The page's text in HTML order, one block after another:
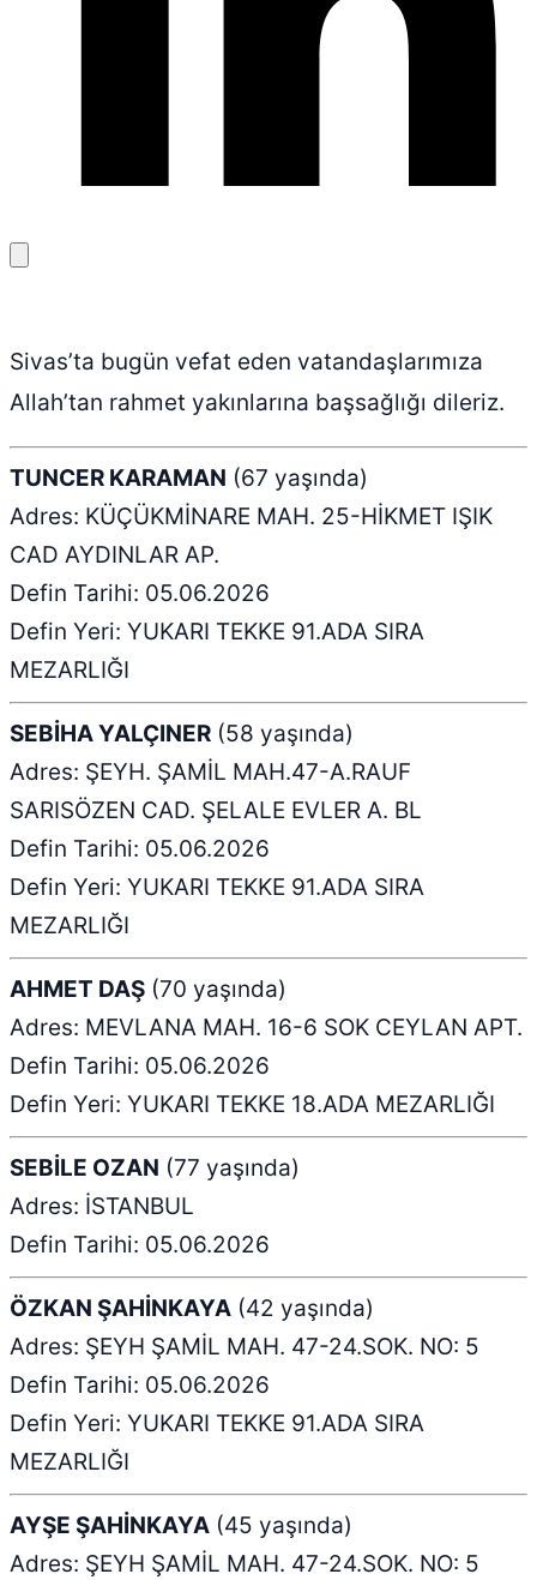
kopyala
Sivas’ta bugün vefat eden vatandaşlarımıza
Allah’tan rahmet yakınlarına başsağlığı dileriz.
TUNCER KARAMAN (67 yaşında)
Adres: KÜÇÜKMİNARE MAH. 25-HİKMET IŞIK
CAD AYDINLAR AP.
Defin Tarihi: 05.06.2026
Defin Yeri: YUKARI TEKKE 91.ADA SIRA
MEZARLIĞI
SEBİHA YALÇINER (58 yaşında)
Adres: ŞEYH. ŞAMİL MAH.47-A.RAUF
SARISÖZEN CAD. ŞELALE EVLER A. BL
Defin Tarihi: 05.06.2026
Defin Yeri: YUKARI TEKKE 91.ADA SIRA
MEZARLIĞI
AHMET DAŞ (70 yaşında)
Adres: MEVLANA MAH. 16-6 SOK CEYLAN APT.
Defin Tarihi: 05.06.2026
Defin Yeri: YUKARI TEKKE 18.ADA MEZARLIĞI
SEBİLE OZAN (77 yaşında)
Adres: İSTANBUL
Defin Tarihi: 05.06.2026
ÖZKAN ŞAHİNKAYA (42 yaşında)
Adres: ŞEYH ŞAMİL MAH. 47-24.SOK. NO: 5
Defin Tarihi: 05.06.2026
Defin Yeri: YUKARI TEKKE 91.ADA SIRA
MEZARLIĞI
AYŞE ŞAHİNKAYA (45 yaşında)
Adres: ŞEYH ŞAMİL MAH. 47-24.SOK. NO: 5